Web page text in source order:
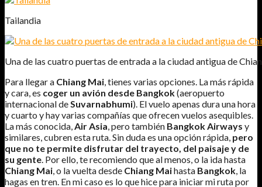
Tailandia
Una de las cuatro puertas de entrada a la ciudad antigua de
Para llegar a Chiang Mai, tienes varias opciones. La más rápida
y cara, es coger un avión desde Bangkok(aeropuerto
internacional deSuvarnabhumi). El vuelo apenas dura una hora
y cuarto y hay varias compañías que ofrecen vuelos asequibles.
La más conocida,Air Asia, pero también Bangkok Airways y
similares, cubren esta ruta. Sin duda es una opción rápida, pero
que no te permite disfrutar del trayecto, del paisaje y de
su gente. Por ello, te recomiendo que al menos, o la ida hasta
Chiang Mai, o la vuelta desde Chiang Maihasta Bangkok, la
hagas en tren. En mi caso es lo que hice para iniciar mi ruta por